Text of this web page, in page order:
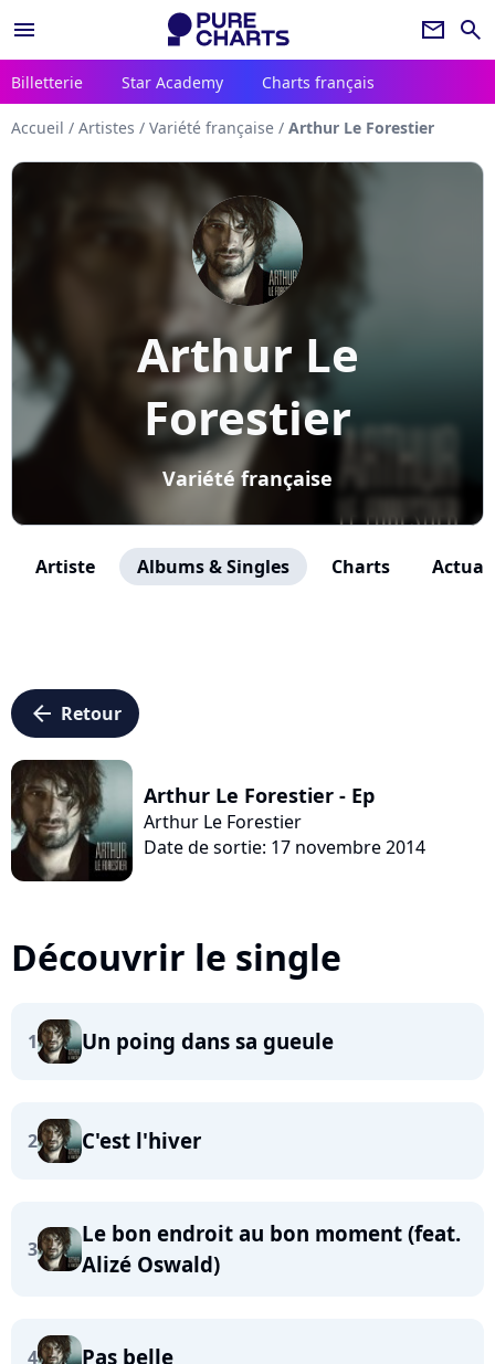
menu newsletter search
Billetterie Star Academy Charts français
Accueil / Artistes / Variété française / Arthur Le Forestier
Arthur Le
Forestier
Variété française
Artiste Albums & Singles Charts
arrow_left Retour
Arthur Le Forestier - Ep
Arthur Le Forestier
Date de sortie: 17 novembre 2014
Découvrir le single
1 Un poing dans sa gueule
2 C'est l'hiver
3
Le bon endroit au bon moment (feat.
Alizé Oswald)
4 Pas belle